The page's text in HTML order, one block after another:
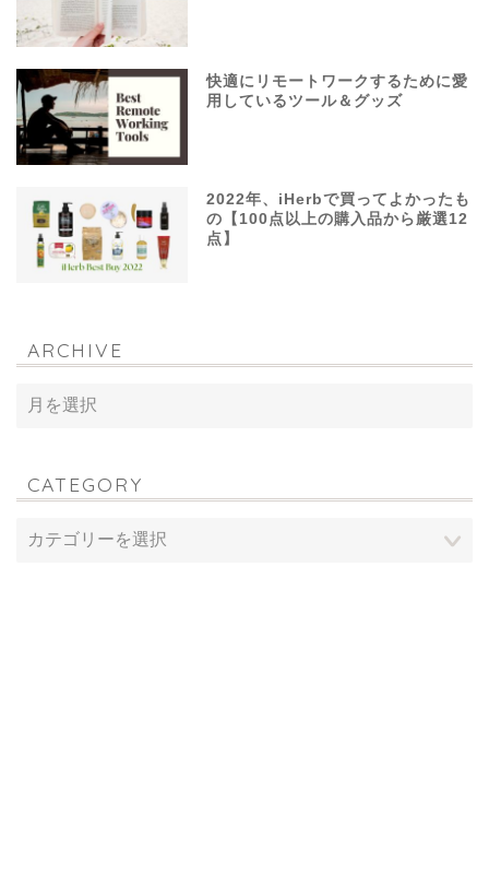
快適にリモートワークするために愛
用しているツール＆グッズ
2022年、iHerbで買ってよかったも
の【100点以上の購入品から厳選12
点】
ARCHIVE
CATEGORY